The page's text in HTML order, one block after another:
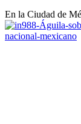
En la Ciudad de